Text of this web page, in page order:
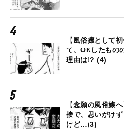
【風俗嬢として
て、OKしたもの
理由は!? (4)
【念願の風俗嬢
接で、思いがけ
けど…(3)